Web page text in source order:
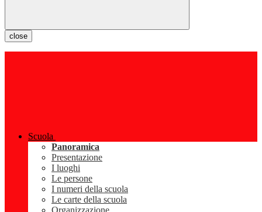
close
Scuola
Panoramica
Presentazione
I luoghi
Le persone
I numeri della scuola
Le carte della scuola